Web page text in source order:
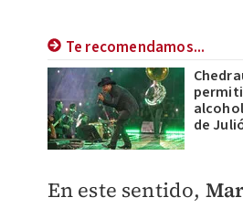
Te recomendamos...
de
En este sentido,